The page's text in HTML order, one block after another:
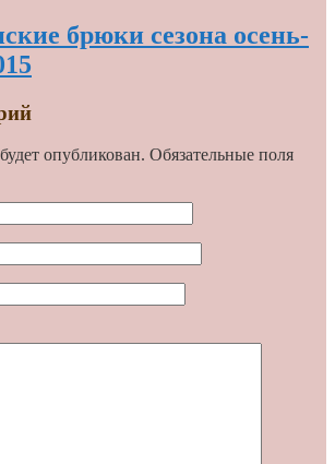
брюки сезона осень-
опубликован. Обязательные поля